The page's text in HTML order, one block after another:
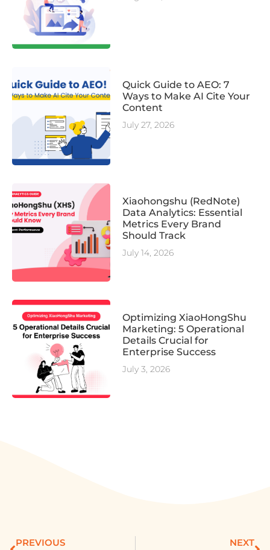
Quick Guide to AEO: 7
Ways to Make AI Cite Your
Content
July 27, 2026
Xiaohongshu (RedNote)
Data Analytics: Essential
Metrics Every Brand
Should Track
July 14, 2026
Optimizing XiaoHongShu
Marketing: 5 Operational
Details Crucial for
Enterprise Success
July 3, 2026
PREVIOUS
NEXT